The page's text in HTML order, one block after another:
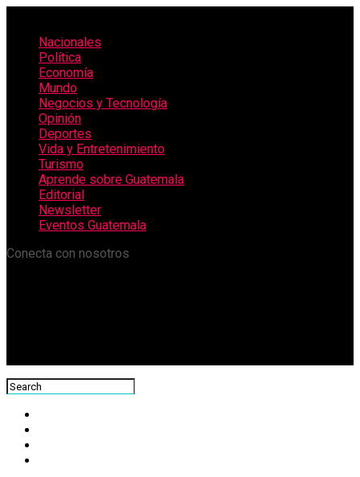
Nacionales
Política
Economía
Mundo
Negocios y Tecnología
Opinión
Deportes
Vida y Entretenimiento
Turismo
Aprende sobre Guatemala
Editorial
Newsletter
Eventos Guatemala
Conecta con nosotros